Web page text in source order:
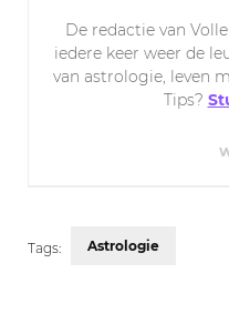
De redactie van
iedere keer weer de
van astrologie, leven
Tips?
Tags: Astrologie